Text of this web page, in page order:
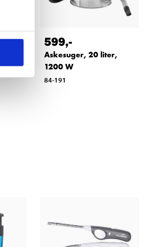
599,-
Askesuger, 20 liter,
1200 W
84-191